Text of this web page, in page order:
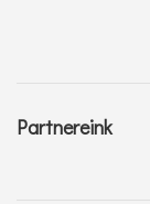
Partnereink